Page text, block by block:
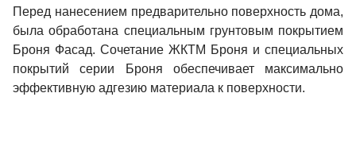
Перед нанесением предварительно поверхность дома,
была обработана специальным грунтовым покрытием
Броня Фасад. Сочетание ЖКТМ Броня и специальных
покрытий серии Броня обеспечивает максимально
эффективную адгезию материала к поверхности.